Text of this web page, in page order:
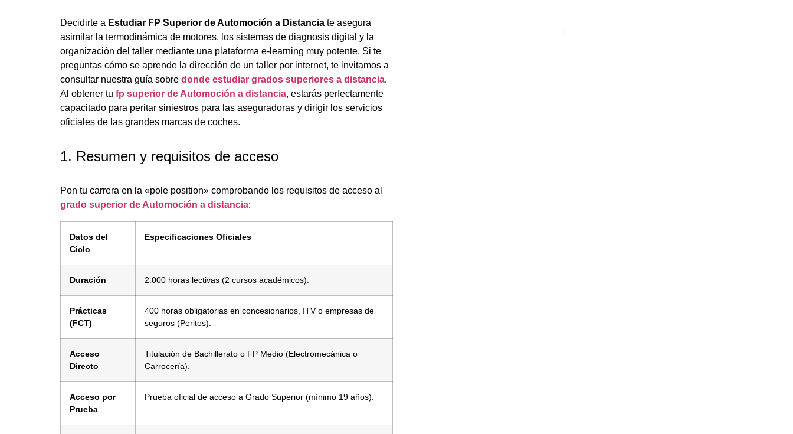
Decidirte a Estudiar FP Superior de Automoción a Distancia te asegura
asimilar la termodinámica de motores, los sistemas de diagnosis digital y la
organización del taller mediante una plataforma e-learning muy potente. Si te
preguntas cómo se aprende la dirección de un taller por internet, te invitamos a
consultar nuestra guía sobre donde estudiar grados superiores a distancia.
Al obtener tu fp superior de Automoción a distancia, estarás perfectamente
capacitado para peritar siniestros para las aseguradoras y dirigir los servicios
oficiales de las grandes marcas de coches.
1. Resumen y requisitos de acceso
Pon tu carrera en la «pole position» comprobando los requisitos de acceso al
grado superior de Automoción a distancia:
Datos del
Ciclo
Especificaciones Oficiales
Duración 2.000 horas lectivas (2 cursos académicos).
Prácticas
(FCT)
400 horas obligatorias en concesionarios, ITV o empresas de
seguros (Peritos).
Acceso
Directo
Titulación de Bachillerato o FP Medio (Electromecánica o
Carrocería).
Acceso por
Prueba
Prueba oficial de acceso a Grado Superior (mínimo 19 años).